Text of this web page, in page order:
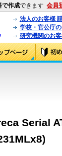
で作成できます 会員
法人のお客様
学校・官公庁
研究機関のお
Serial